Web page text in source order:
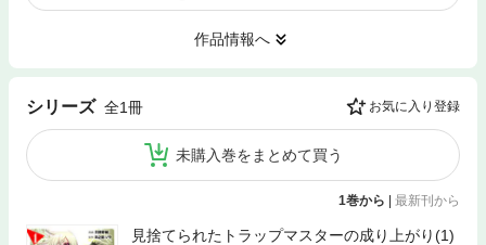
作品情報へ
シリーズ 全1冊 お気に入り登録
未購入巻をまとめて買う
1巻から | 最新刊から
見捨てられたトラップマスターの成り上がり(1)